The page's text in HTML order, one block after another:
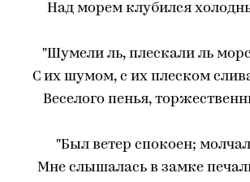
Над морем клубился
"Шумели ль, плескали ль
С их шумом, с их плеском
Веселого пенья,
"Был ветер спокоен;
Мне слышалась в замке